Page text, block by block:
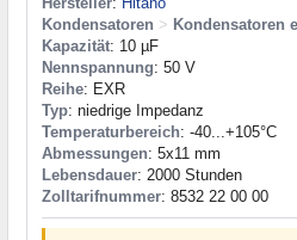
Kondensatoren > Kondensatoren
Kapazität: 10 µF
Nennspannung: 50 V
Reihe: EXR
Typ: niedrige Impedanz
Temperaturbereich: -40...+105°C
Abmessungen: 5x11 mm
Lebensdauer: 2000 Stunden
Zolltarifnummer: 8532 22 00 00